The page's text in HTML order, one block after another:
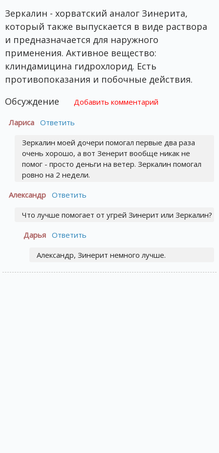
Зеркалин - хорватский аналог Зинерита,
который также выпускается в виде раствора
и предназначается для наружного
применения. Активное вещество:
клиндамицина гидрохлорид. Есть
противопоказания и побочные действия.
Обсуждение
Добавить комментарий
Лариса Ответить
Зеркалин моей дочери помогал первые два раза
очень хорошо, а вот Зенерит вообще никак не
помог - просто деньги на ветер. Зеркалин помогал
ровно на 2 недели.
Александр Ответить
Что лучше помогает от угрей Зинерит или Зеркалин?
Дарья Ответить
Александр, Зинерит немного лучше.